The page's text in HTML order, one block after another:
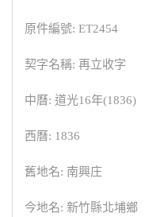
原件編號: ET2454
契字名稱: 再立收字
中曆: 道光16年(1836)
西曆: 1836
舊地名: 南興庄
今地名: 新竹縣北埔鄉